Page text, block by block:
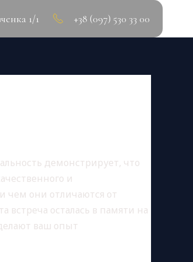
1/1 +38 (097) 530 33 00
демонстрирует, что
и
чем они отличаются от
встреча осталась в памяти на
ваш опыт